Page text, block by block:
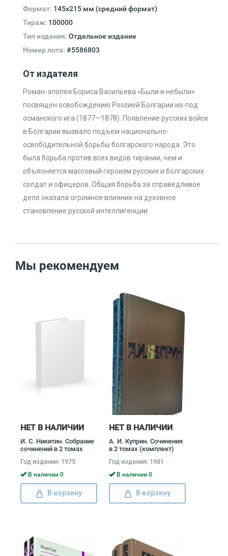
Формат: 145х215 мм (средний формат)
Тираж: 100000
Тип издания: Отдельное издание
Номер лота: #5586803
От издателя
Роман-эпопея Бориса Васильева «Были и небыли»
посвящен освобождению Россией Болгарии из-под
османского ига (1877—1878). Появление русских войск
в Болгарии вызвало подъем национально-
освободительной борьбы болгарского народа. Это
была борьба против всех видов тирании, чем и
объясняется массовый героизм русских и болгарских
солдат и офицеров. Общая борьба за справедливое
дело оказала огромное влияние на духовное
становление русской интеллигенции.
Мы рекомендуем
НЕТ В НАЛИЧИИ
И. С. Никитин. Собрание
сочинений в 2 томах
Никитин
Год издания: 1975
В наличии 0
В корзину
НЕТ В НАЛИЧИИ
А. И. Куприн. Сочинения
в 2 томах (комплект)
Год издания: 1981
В наличии 0
В корзину